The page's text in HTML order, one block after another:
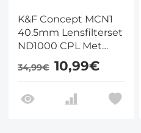
K&F Concept MCN1
40.5mm Lensfilterset
ND1000 CPL Met
Meerlaagse
Nanocoating
34,99€ 10,99€